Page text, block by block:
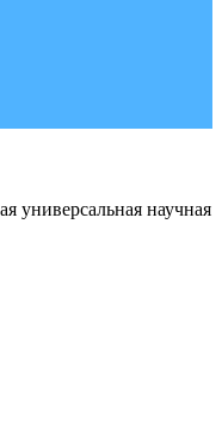
универсальная научная